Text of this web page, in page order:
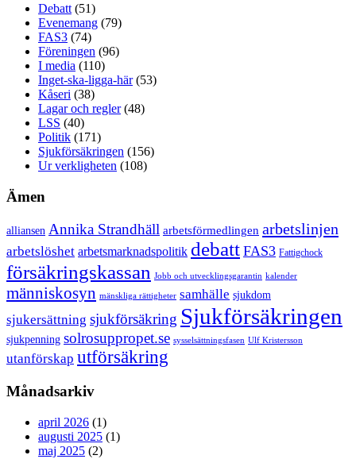
Debatt (51)
Evenemang (79)
FAS3 (74)
Föreningen (96)
I media (110)
Inget-ska-ligga-här(53)
Kåseri (38)
Lagar och regler(48)
LSS (40)
Politik (171)
Sjukförsäkringen (156)
Ur verkligheten (108)
Ämen
alliansen Annika Strandhäll arbetsförmedlingen arbetslinjen
arbetslöshet arbetsmarknadspolitik debatt FAS3 Fattigchock
försäkringskassan Jobb och utvecklingsgarantin kalender
människosyn mänskliga rättigheter samhälle sjukdom
sjukersättning sjukförsäkring Sjukförsäkringen
sjukpenning solrosuppropet.se sysselsättningsfasen Ulf Kristersson
utanförskap utförsäkring
Månadsarkiv
april 2026 (1)
augusti 2025 (1)
maj 2025 (2)